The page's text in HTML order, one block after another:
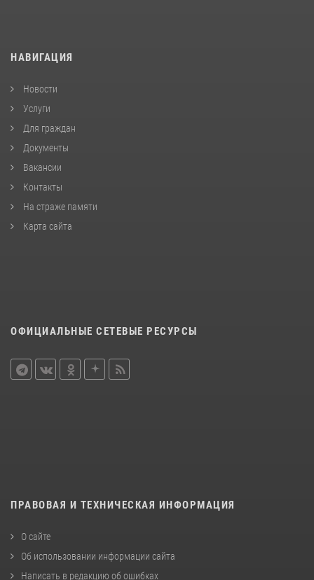
НАВИГАЦИЯ
Новости
Услуги
Для граждан
Документы
Вакансии
Контакты
На страже памяти
Карта сайта
ОФИЦИАЛЬНЫЕ СЕТЕВЫЕ РЕСУРСЫ
ПРАВОВАЯ И ТЕХНИЧЕСКАЯ ИНФОРМАЦИЯ
О сайте
Об использовании информации сайта
Написать в редакцию об ошибках